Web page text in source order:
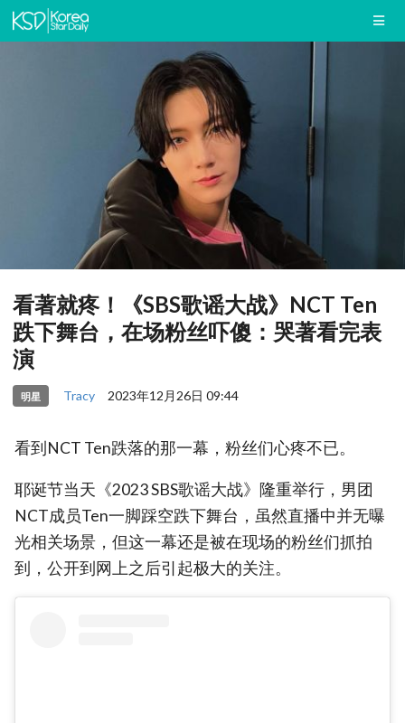
看著就疼！《SBS歌谣大战》NCT Ten
跌下舞台，在场粉丝吓傻：哭著看完表
演
明星 Tracy 2023年12月26日 09:44
看到NCT Ten跌落的那一幕，粉丝们心疼不已。
耶诞节当天《2023 SBS歌谣大战》隆重举行，男团
NCT成员Ten一脚踩空跌下舞台，虽然直播中并无曝
光相关场景，但这一幕还是被在现场的粉丝们抓拍
到，公开到网上之后引起极大的关注。